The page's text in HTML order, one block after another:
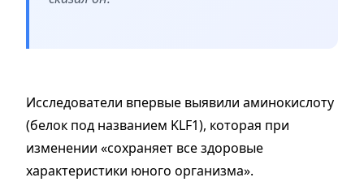
Исследователи впервые выявили аминокислоту
(белок под названием KLF1), которая при
изменении «сохраняет все здоровые
характеристики юного организма».